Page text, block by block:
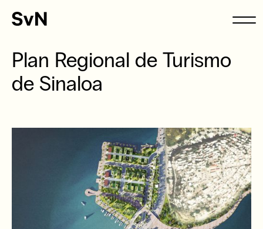
Plan Regional de Turismo
de Sinaloa